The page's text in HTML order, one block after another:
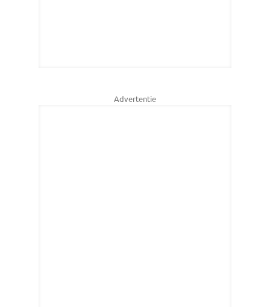
Advertentie